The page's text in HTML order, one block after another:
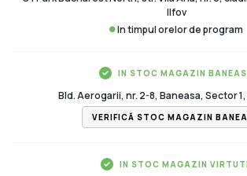
Ilfov
In timpul orelor de program
IN STOC MAGAZIN
Bld. Aerogarii, nr. 2-8, Baneasa, Sector
VERIFICĂ STOC MAGAZIN
IN STOC MAGAZIN